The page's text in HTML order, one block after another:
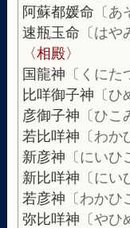
阿蘇都媛命 〔
速瓶玉命 〔は
〈相殿〉
国龍神 〔くにた
比咩御子神 〔
彦御子神 〔ひこ
若比咩神 〔わか
新彦神 〔にいひ
新比咩神 〔にい
若彦神 〔わかひ
弥比咩神 〔やひ